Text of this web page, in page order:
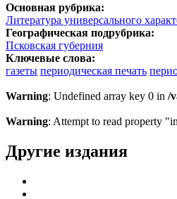
Основная рубрика:
Литература универсального
Географическая подрубрика:
Псковская губерния
Ключевые слова:
газеты периодическая печать
Warning: Undefined array key 0 in /
Warning: Attempt to read property
Другие издания